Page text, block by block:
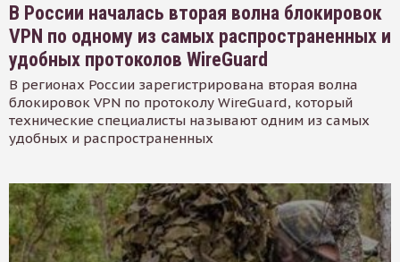
В России началась вторая волна блокировок
VPN по одному из самых распространенных и
удобных протоколов WireGuard
В регионах России зарегистрирована вторая волна
блокировок VPN по протоколу WireGuard, который
технические специалисты называют одним из самых
удобных и распространенных